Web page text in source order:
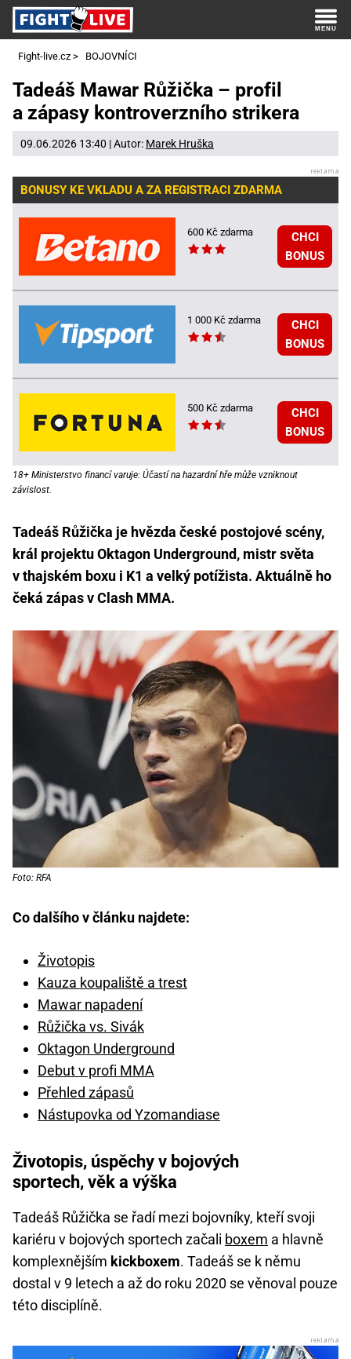
Fight-live.cz > BOJOVNÍCI
Tadeáš Mawar Růžička – profil
a zápasy kontroverzního strikera
09.06.2026 13:40 | Autor: Marek Hruška
BONUSY KE VKLADU A ZA REGISTRACI ZDARMA
600 Kč zdarma
CHCI
BONUS
1 000 Kč zdarma
CHCI
BONUS
500 Kč zdarma
CHCI
BONUS
18+ Ministerstvo financí varuje: Účastí na hazardní hře může vzniknout
závislost.
Tadeáš Růžička je hvězda české postojové scény,
král projektu Oktagon Underground, mistr světa
v thajském boxu i K1 a velký potížista. Aktuálně ho
čeká zápas v Clash MMA.
Foto: RFA
Co dalšího v článku najdete:
Životopis
Kauza koupaliště a trest
Mawar napadení
Růžička vs. Sivák
Oktagon Underground
Debut v profi MMA
Přehled zápasů
Nástupovka od Yzomandiase
Životopis, úspěchy v bojových
sportech, věk a výška
Tadeáš Růžička se řadí mezi bojovníky, kteří svoji
kariéru v bojových sportech začali boxem a hlavně
komplexnějším kickboxem. Tadeáš se k němu
dostal v 9 letech a až do roku 2020 se věnoval pouze
této disciplíně.